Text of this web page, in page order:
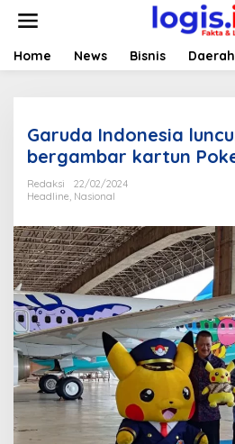
t
Home News Bisnis Daerah
Garuda Indonesia
bergambar kartun
Redaksi
22/02/2024
Headline, Nasional